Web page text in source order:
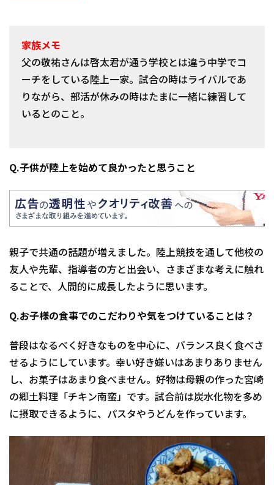
家族メモ
父の敬祐さんは啓太君が通う学校とは違う中学でコ
ーチをしている陸上一家。試合の時はライバルであ
りながら、部活が休みの時はたまに一緒に練習して
いるとのこと。
Q.子供が陸上を始めて良かったと思うこと
親子で共通の話題が増えました。陸上競技を通して他校の
友人や先輩、指導者の方と出会い、さまざまな考えに触れ
ることで、人間的に成長したように思います。
Q.お子様の食事でのこだわりや気をつけていることは？
普段はなるべく好きなものを中心に、バランス良く食べさ
せるようにしています。幸い好き嫌いはあまりありません
し、お菓子はあまり食べません。好物は母親の作った宮崎
の郷土料理「チキン南蛮」です。試合前は炭水化物を多め
に摂取できるように、パスタやうどんを作っています。